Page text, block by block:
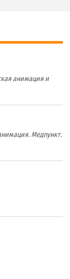
анимация и
Медпункт.